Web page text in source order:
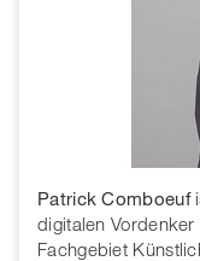
Patrick Comboeuf
digitalen
Fachgebiet